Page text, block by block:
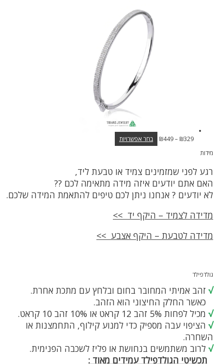
ניתן
לבחור
את
האפשרויות
בעמוד
₪329
–
₪449
טווח
מחירים:
בחר אפשרויות
זה
סוגים.
ניתן
לבחור
את
בעמוד
המוצר
מידות
רגע לפני שמזמינים צמיד או טבעת ליד,
האם אתם יודעים איזה מידה מתאימה לכם ??
לא יודעים ? אנחנו ניתן לכם טיפים להתאמת המידה שלכם.
מדידה לצמיד – היקף יד >>
מדידה לטבעת – היקף אצבע >>
גולדפילד
√ זהב אמיתי המחובר בחום ובלחץ עם מתכת אחרת.
כאשר החלק החיצוני הוא הזהב.
√ מכיל לפחות 5% זהב 12 קראט או 10% זהב 10 קראט.
√ הציפוי עבה מספיק כדי למנוע קילוף, התחמצנות או
השחרה.
√ לרוב משתמשים בנחושת או פליז לשכבה הפנימית.
תכשיטי הגולדפילד עמידים מאוד :